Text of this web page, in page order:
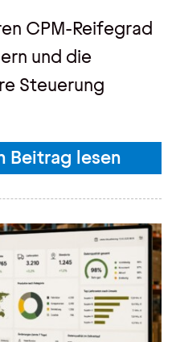
CPM-Reifegrad
und die
Steuerung
Beitrag lesen